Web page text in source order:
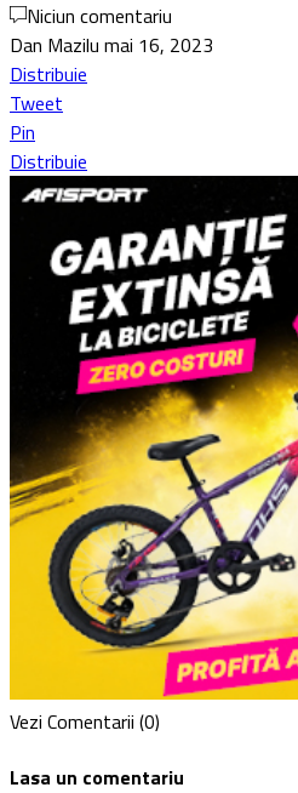
Niciun comentariu
Dan Mazilu mai 16, 2023
Distribuie
Tweet
Pin
Distribuie
Vezi Comentarii (0)
Lasa un comentariu